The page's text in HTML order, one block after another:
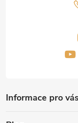
Informace pro vás